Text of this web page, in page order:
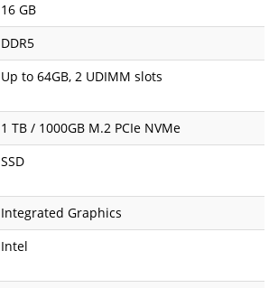
16 GB
DDR5
Up to 64GB, 2 UDIMM slots
1 TB / 1000GB M.2 PCIe NVMe
SSD
Integrated Graphics
Intel